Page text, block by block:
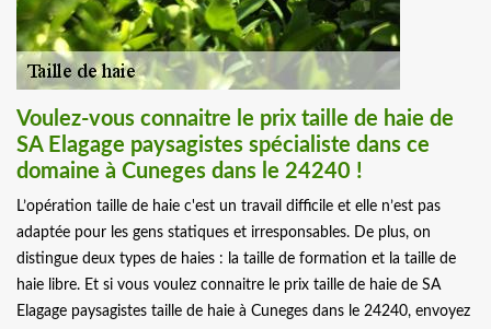
Voulez-vous connaitre le prix taille de haie de
SA Elagage paysagistes spécialiste dans ce
domaine à Cuneges dans le 24240 !
L’opération taille de haie c'est un travail difficile et elle n’est pas
adaptée pour les gens statiques et irresponsables. De plus, on
distingue deux types de haies : la taille de formation et la taille de
haie libre. Et si vous voulez connaitre le prix taille de haie de SA
Elagage paysagistes taille de haie à Cuneges dans le 24240, envoyez